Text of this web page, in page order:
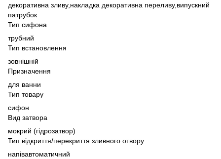
декоративна зливу, накладка декоративна переливу, випускний
патрубок
Тип сифона
трубний
Тип встановлення
зовнішній
Призначення
для ванни
Тип товару
сифон
Вид затвора
мокрий (гідрозатвор)
Тип відкриття/перекриття зливного отвору
напівавтоматичний